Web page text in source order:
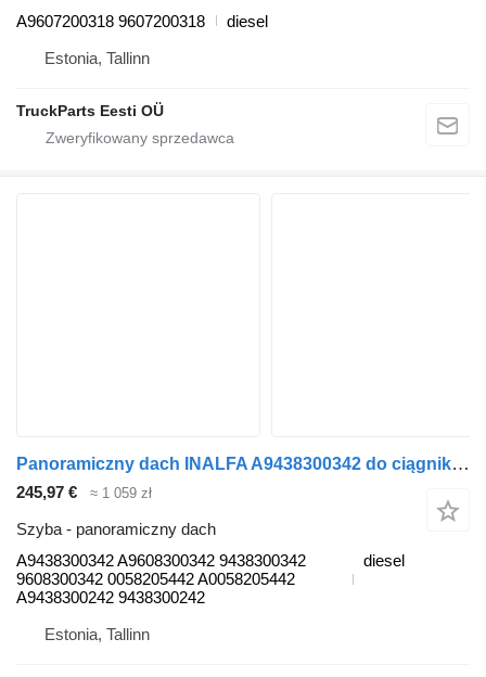
A9607200318 9607200318
diesel
Estonia, Tallinn
TruckParts Eesti OÜ
Panoramiczny dach INALFA A9438300342 do ciągnika siodłowego Mercedes-Benz Actros, Axor MP1, MP2, MP3 (1996-2014)
245,97 € ≈ 1 059 zł
Szyba - panoramiczny dach
A9438300342 A9608300342 9438300342
9608300342 0058205442 A0058205442
A9438300242 9438300242
diesel
Estonia, Tallinn